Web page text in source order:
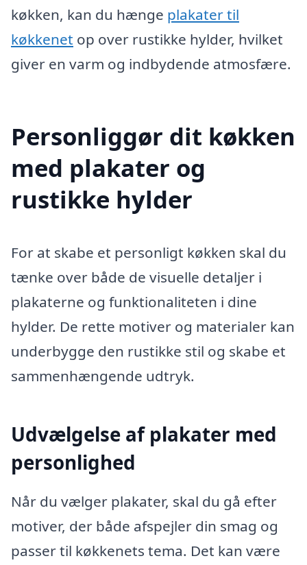
køkken, kan du hænge plakater til
køkkenet op over rustikke hylder, hvilket
giver en varm og indbydende atmosfære.
Personliggør dit køkken
med plakater og
rustikke hylder
For at skabe et personligt køkken skal du
tænke over både de visuelle detaljer i
plakaterne og funktionaliteten i dine
hylder. De rette motiver og materialer kan
underbygge den rustikke stil og skabe et
sammenhængende udtryk.
Udvælgelse af plakater med
personlighed
Når du vælger plakater, skal du gå efter
motiver, der både afspejler din smag og
passer til køkkenets tema. Det kan være